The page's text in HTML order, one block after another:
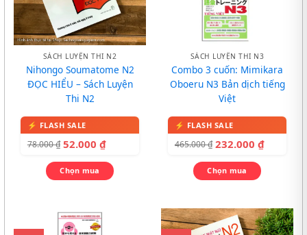
SÁCH LUYỆN THI N2
Nihongo Soumatome N2
ĐỌC HIỂU – Sách Luyện
Thi N2
78.000₫ 52.000 ₫
Chọn mua
SÁCH LUYỆN THI N3
Combo 3 cuốn: Mimikara
Oboeru N3 Bản dịch tiếng
Việt
465.000₫ 232.000 ₫
Chọn mua